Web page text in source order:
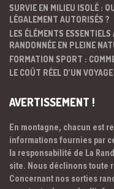
SURVIE EN MILIEU ISOLÉ :
LÉGALEMENT AUTORISÉS ?
LES ÉLÉMENTS
RANDONNÉE EN PLEINE
FORMATION SPORT :
LE COÛT RÉEL D’UN
AVERTISSEMENT !
En montagne, chacun est
informations fournies par
la responsabilité de La
site. Nous déclinons toute
Concernant nos sorties